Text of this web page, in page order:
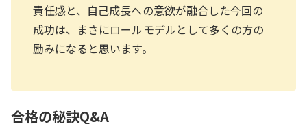
責任感と、自己成長への意欲が融合した今回の
成功は、まさにロールモデルとして多くの方の
励みになると思います。
合格の秘訣Q&A